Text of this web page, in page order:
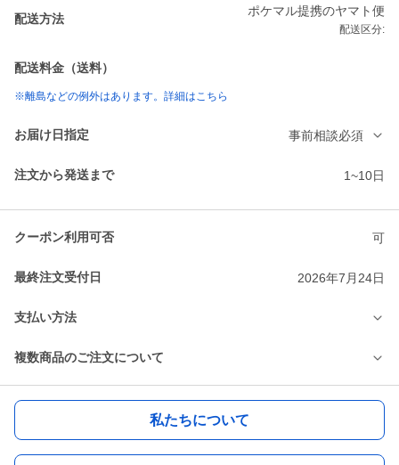
配送方法
ポケマル提携のヤマト便
配送区分:
配送料金（送料）
※離島などの例外はあります。詳細はこちら
お届け日指定 事前相談必須
注文から発送まで 1~10日
クーポン利用可否 可
最終注文受付日 2026年7月24日
支払い方法
複数商品のご注文について
私たちについて